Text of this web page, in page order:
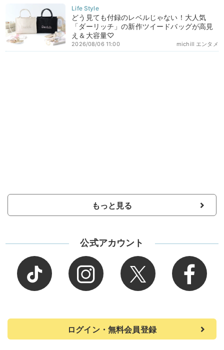
どう見ても付録のレベルじゃない！大人気
「ダーリッチ」の新作ツイードバッグが高見
え＆大容量♡
michill エンタメ
2026/08/06 11:00
もっと見る
公式アカウント
ログイン・無料会員登録